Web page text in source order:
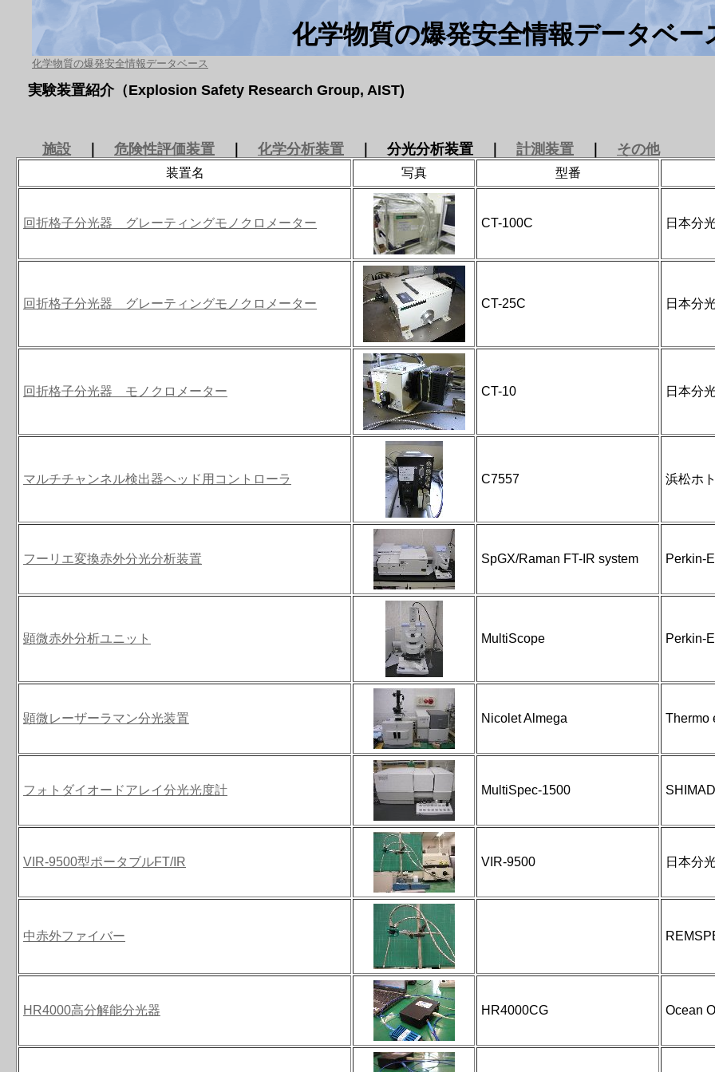
化学物質の爆発安全情報データベー
化学物質の爆発安全情報データベース
実験装置紹介（Explosion Safety Research Group, AIST)
施設 危険性評価装置 化学分析装置 ｜ 分光分析装置 ｜ 計測装置 その他
装置名 写真 型番
回折格子分光器 グレーティングモノクロメーター CT-100C 日本分
回折格子分光器 グレーティングモノクロメーター CT-25C 日本分
回折格子分光器 モノクロメーター CT-10 日本分
マルチチャンネル検出器ヘッド用コントローラ C7557 浜松ホ
フーリエ変換赤外分光分析装置 SpGX/Raman FT-IR system Perkin-
顕微赤外分析ユニット MultiScope Perkin-
顕微レーザーラマン分光装置 Nicolet Almega Thermo
フォトダイオードアレイ分光光度計 MultiSpec-1500
VIR-9500型ポータブルFT/IR VIR-9500 日本分
中赤外ファイバー
HR4000高分解能分光器 HR4000CG Ocean